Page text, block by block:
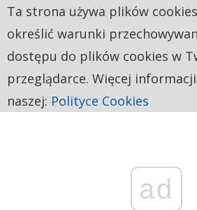
ad
Ta strona używa plików
określić warunki
dostępu do plików cookies w
przeglądarce. Więcej
naszej: Polityce Cookies